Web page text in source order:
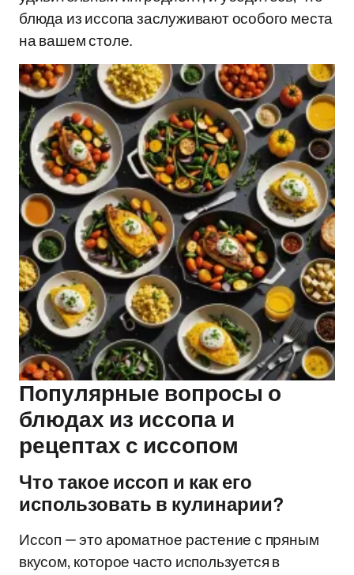
блюда из иссопа заслуживают особого места
на вашем столе.
Популярные вопросы о
блюдах из иссопа и
рецептах с иссопом
Что такое иссоп и как его
использовать в кулинарии?
Иссоп — это ароматное растение с пряным
вкусом, которое часто используется в